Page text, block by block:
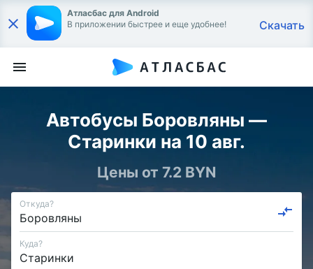
Атласбас для Android
В приложении быстрее и еще удобнее!
Скачать
Автобусы Боровляны —
Старинки на 10 авг.
Цены от 7.2 BYN
Откуда?
Куда?